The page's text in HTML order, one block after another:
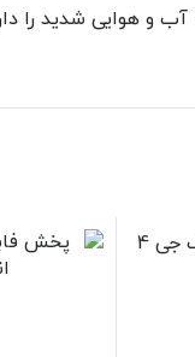
و هوایی شدید را